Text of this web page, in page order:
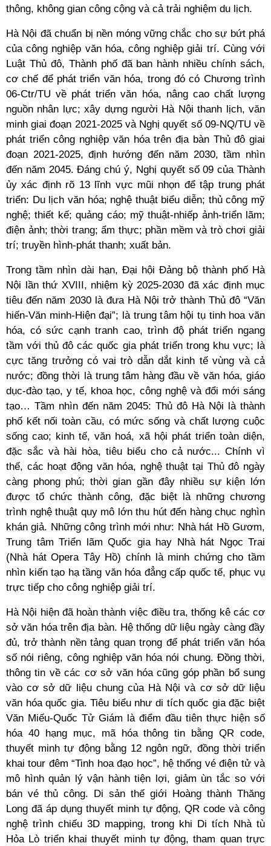
thông, không gian công cộng và cả trải nghiệm du lịch.
Hà Nội đã chuẩn bị nền móng vững chắc cho sự bứt phá
của công nghiệp văn hóa, công nghiệp giải trí. Cùng với
Luật Thủ đô, Thành phố đã ban hành nhiều chính sách,
cơ chế để phát triển văn hóa, trong đó có Chương trình
06-Ctr/TU về phát triển văn hóa, nâng cao chất lượng
nguồn nhân lực; xây dựng người Hà Nội thanh lịch, văn
minh giai đoạn 2021-2025 và Nghị quyết số 09-NQ/TU về
phát triển công nghiệp văn hóa trên địa bàn Thủ đô giai
đoạn 2021-2025, định hướng đến năm 2030, tầm nhìn
đến năm 2045. Đáng chú ý, Nghị quyết số 09 của Thành
ủy xác định rõ 13 lĩnh vực mũi nhọn để tập trung phát
triển: Du lịch văn hóa; nghệ thuật biểu diễn; thủ công mỹ
nghệ; thiết kế; quảng cáo; mỹ thuật-nhiếp ảnh-triển lãm;
điện ảnh; thời trang; ẩm thực; phần mềm và trò chơi giải
trí; truyền hình-phát thanh; xuất bản.
Trong tầm nhìn dài hạn, Đại hội Đảng bộ thành phố Hà
Nội lần thứ XVIII, nhiệm kỳ 2025-2030 đã xác định mục
tiêu đến năm 2030 là đưa Hà Nội trở thành Thủ đô “Văn
hiến-Văn minh-Hiện đại”; là trung tâm hội tụ tinh hoa văn
hóa, có sức cạnh tranh cao, trình độ phát triển ngang
tầm với thủ đô các quốc gia phát triển trong khu vực; là
cực tăng trưởng có vai trò dẫn dắt kinh tế vùng và cả
nước; đồng thời là trung tâm hàng đầu về văn hóa, giáo
dục-đào tạo, y tế, khoa học, công nghệ và đổi mới sáng
tạo… Tầm nhìn đến năm 2045: Thủ đô Hà Nội là thành
phố kết nối toàn cầu, có mức sống và chất lượng cuộc
sống cao; kinh tế, văn hoá, xã hội phát triển toàn diện,
đặc sắc và hài hòa, tiêu biểu cho cả nước... Chính vì
thế, các hoạt động văn hóa, nghệ thuật tại Thủ đô ngày
càng phong phú; thời gian gần đây nhiều sự kiện lớn
được tổ chức thành công, đặc biệt là những chương
trình nghệ thuật quy mô lớn thu hút đến hàng chục nghìn
khán giả. Những công trình mới như: Nhà hát Hồ Gươm,
Trung tâm Triển lãm Quốc gia hay Nhà hát Ngọc Trai
(Nhà hát Opera Tây Hồ) chính là minh chứng cho tầm
nhìn kiến tạo hạ tầng văn hóa đẳng cấp quốc tế, phục vụ
trực tiếp cho công nghiệp giải trí.
Hà Nội hiện đã hoàn thành việc điều tra, thống kê các cơ
sở văn hóa trên địa bàn. Hệ thống dữ liệu ngày càng đầy
đủ, trở thành nền tảng quan trọng để phát triển văn hóa
số nói riêng, công nghiệp văn hóa nói chung. Đồng thời,
thông tin về các cơ sở văn hóa cũng góp phần bổ sung
vào cơ sở dữ liệu chung của Hà Nội và cơ sở dữ liệu
văn hóa quốc gia. Tiêu biểu như di tích quốc gia đặc biệt
Văn Miếu-Quốc Tử Giám là điểm đầu tiên thực hiện số
hóa 40 hạng mục, mã hóa thông tin bằng QR code,
thuyết minh tự động bằng 12 ngôn ngữ, đồng thời triển
khai tour đêm “Tinh hoa đạo học”, hệ thống vé điện tử và
mô hình quản lý vận hành tiện lợi, giảm ùn tắc so với
bán vé thủ công. Di sản thế giới Hoàng thành Thăng
Long đã áp dụng thuyết minh tự động, QR code và công
nghệ trình chiếu 3D mapping, trong khi Di tích Nhà tù
Hỏa Lò triển khai thuyết minh tự động, tham quan trực